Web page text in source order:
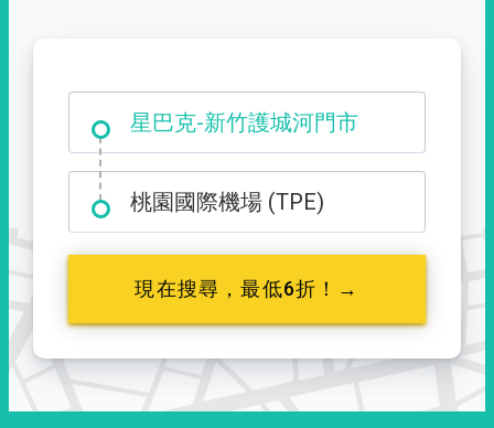
星巴克-新竹護城河門市
大霸尖山登山口
桃園國際機場 (TPE)
現在搜尋，最低6折！→